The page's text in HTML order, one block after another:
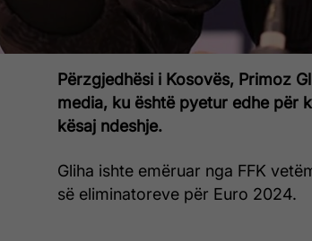
Përzgjedhësi i Kosovës, Primoz
media, ku është pyetur edhe për
kësaj ndeshje.
Gliha ishte emëruar nga FFK
së eliminatoreve për Euro 2024.